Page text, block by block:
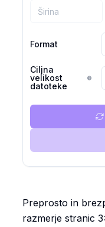
Format
Ciljna
velikost
datoteke
Preprosto in
razmerje stranic